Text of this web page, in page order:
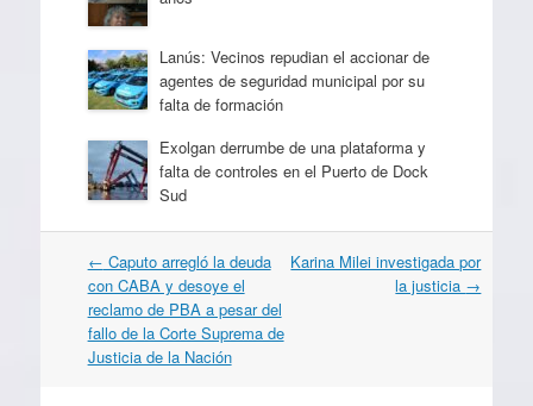
Lanús: Vecinos repudian el accionar de
agentes de seguridad municipal por su
falta de formación
Exolgan derrumbe de una plataforma y
falta de controles en el Puerto de Dock
Sud
Navegación
por
artículos
← Caputo arregló la deuda
con CABA y desoye el
reclamo de PBA a pesar del
fallo de la Corte Suprema de
Justicia de la Nación
Karina Milei investigada por
la justicia →